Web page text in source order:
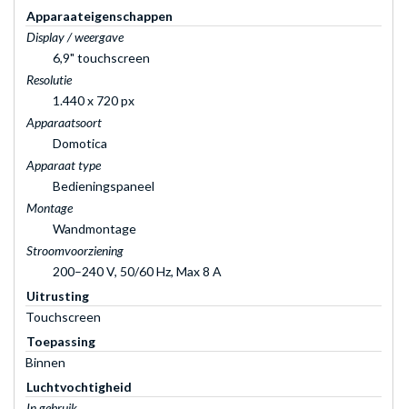
Apparaateigenschappen
Display / weergave
6,9" touchscreen
Resolutie
1.440 x 720 px
Apparaatsoort
Domotica
Apparaat type
Bedieningspaneel
Montage
Wandmontage
Stroomvoorziening
200–240 V, 50/60 Hz, Max 8 A
Uitrusting
Touchscreen
Toepassing
Binnen
Luchtvochtigheid